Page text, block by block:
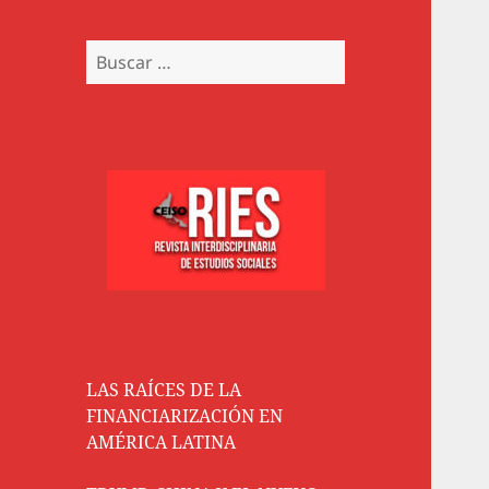
Buscar:
LAS RAÍCES DE LA
FINANCIARIZACIÓN EN
AMÉRICA LATINA